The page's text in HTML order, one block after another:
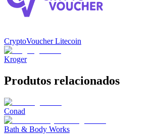
CryptoVoucher Litecoin
Kroger
Produtos relacionados
Conad
Bath & Body Works